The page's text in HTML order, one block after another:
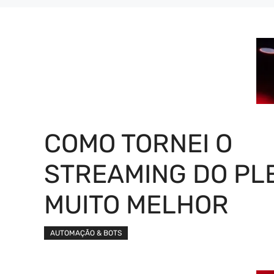
COMO TORNEI O
STREAMING DO
MUITO MELHOR
AUTOMAÇÃO & BOTS